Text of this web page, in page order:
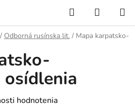
Hľadať
KOŠÍK
/ Odborná rusínska lit. / Mapa karpatsko-
hodnotenia